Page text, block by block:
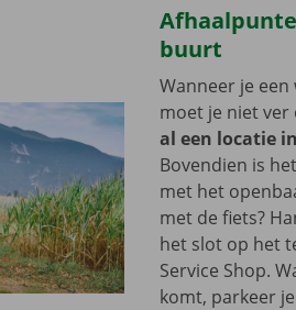
buurt
Wanneer je
moet je niet ver
al een locatie
Bovendien is
met het
met de fiets?
het slot op het
Service Shop.
komt, parkeer